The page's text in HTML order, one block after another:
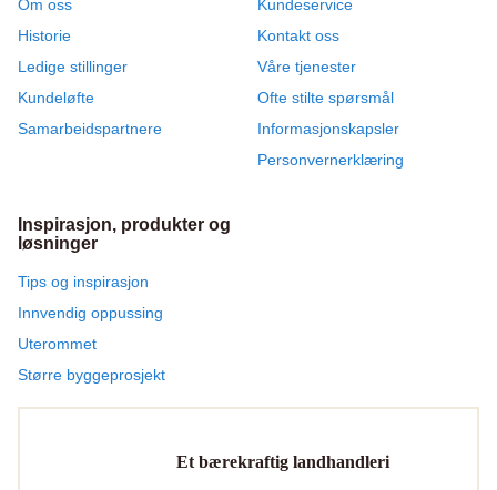
Om oss
Historie
Ledige stillinger
Kundeløfte
Samarbeidspartnere
Kundeservice
Kontakt oss
Våre tjenester
Ofte stilte spørsmål
Informasjonskapsler
Personvernerklæring
Inspirasjon, produkter og
løsninger
Tips og inspirasjon
Innvendig oppussing
Uterommet
Større byggeprosjekt
Et bærekraftig landhandleri